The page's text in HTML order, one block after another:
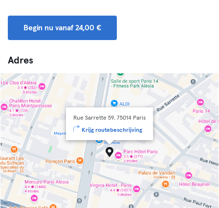
Begin nu vanaf 24,00 €
Adres
Rue Sarrette 59, 75014 Paris
Krijg routebeschrijving